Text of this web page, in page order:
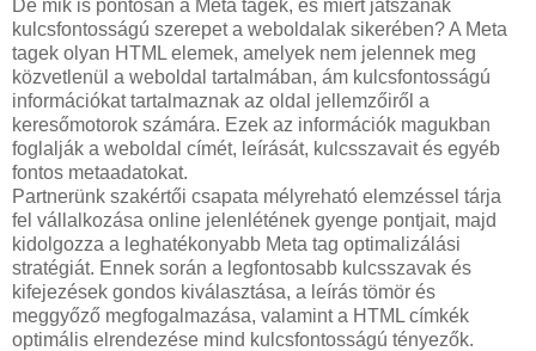
De mik is pontosan a Meta tagek, és miért játszanak
kulcsfontosságú szerepet a weboldalak sikerében? A Meta
tagek olyan HTML elemek, amelyek nem jelennek meg
közvetlenül a weboldal tartalmában, ám kulcsfontosságú
információkat tartalmaznak az oldal jellemzőiről a
keresőmotorok számára. Ezek az információk magukban
foglalják a weboldal címét, leírását, kulcsszavait és egyéb
fontos metaadatokat.
Partnerünk szakértői csapata mélyreható elemzéssel tárja
fel vállalkozása online jelenlétének gyenge pontjait, majd
kidolgozza a leghatékonyabb Meta tag optimalizálási
stratégiát. Ennek során a legfontosabb kulcsszavak és
kifejezések gondos kiválasztása, a leírás tömör és
meggyőző megfogalmazása, valamint a HTML címkék
optimális elrendezése mind kulcsfontosságú tényezők.